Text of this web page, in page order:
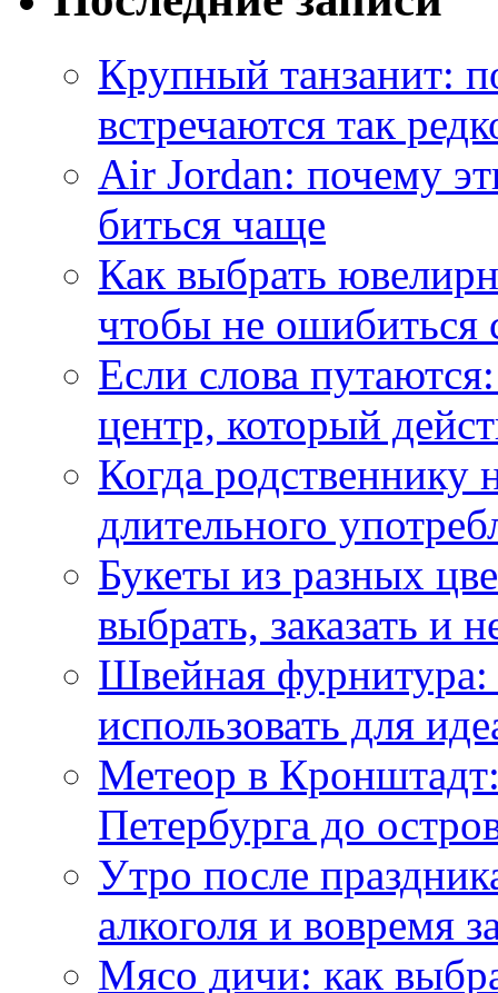
Крупный танзанит:
встречаются так
Air Jordan: почему
биться чаще
Как выбрать
чтобы не ошибиться
Если слова
центр, который
Когда
длительного
Букеты из разных
выбрать, заказать и
Швейная фурнитура:
использовать для
Метеор в
Петербурга до
Утро после
алкоголя и вовремя
Мясо дичи: как